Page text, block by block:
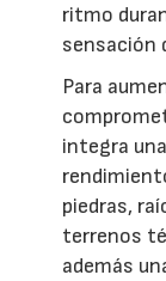
ritmo
sensación
Para
integra
piedras,
terrenos
además